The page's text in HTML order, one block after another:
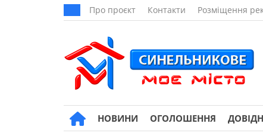
Про проєкт Контакти Розміщення
НОВИНИ ОГОЛОШЕННЯ